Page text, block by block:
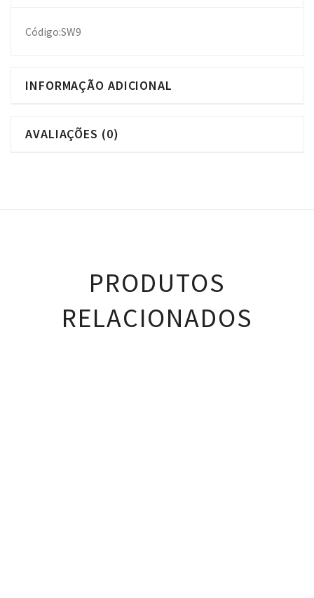
Código:SW9
INFORMAÇÃO ADICIONAL
AVALIAÇÕES (0)
PRODUTOS
RELACIONADOS